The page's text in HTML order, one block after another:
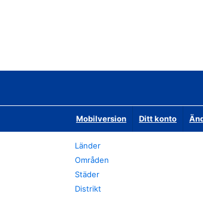
Mobilversion Ditt konto
Länder
Områden
Städer
Distrikt